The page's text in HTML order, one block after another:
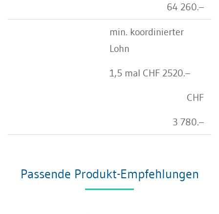
64 260.–
min. koordinierter
Lohn
1,5 mal CHF 2520.–
CHF
3 780.–
Passende Produkt-Empfehlungen